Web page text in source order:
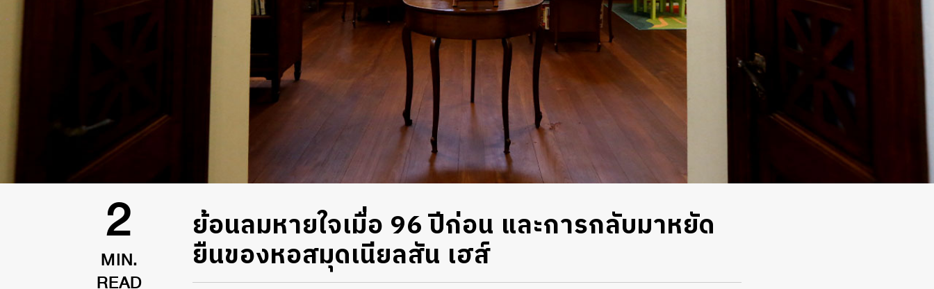
2
MIN.
READ
ย้อนลมหายใจเมื่อ 96 ปีก่อน และการกลับมาหยัด
ยืนของหอสมุดเนียลสัน เฮส์